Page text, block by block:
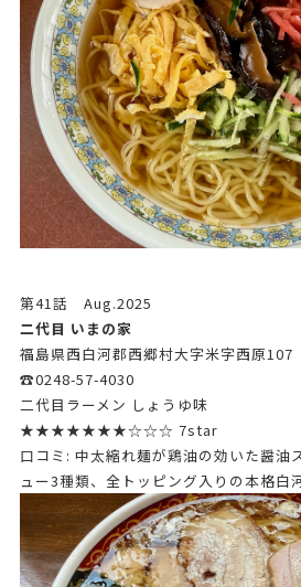
第41話 Aug.2025
二代目 いまの家
福島県西白河郡西郷村大字米字西原107
☎0248-57-4030
二代目ラーメン しょうゆ味
★★★★★★★☆☆☆ 7star
口コミ: 中太縮れ麺が鶏油の効いた醤油
ュー3種類、全トッピング入りの本格白